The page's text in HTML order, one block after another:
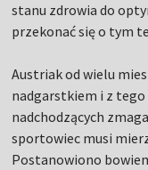
stanu zdrowia do
przekonać się o tym
Austriak od wielu
nadgarstkiem i z
nadchodzących
sportowiec musi
Postanowiono